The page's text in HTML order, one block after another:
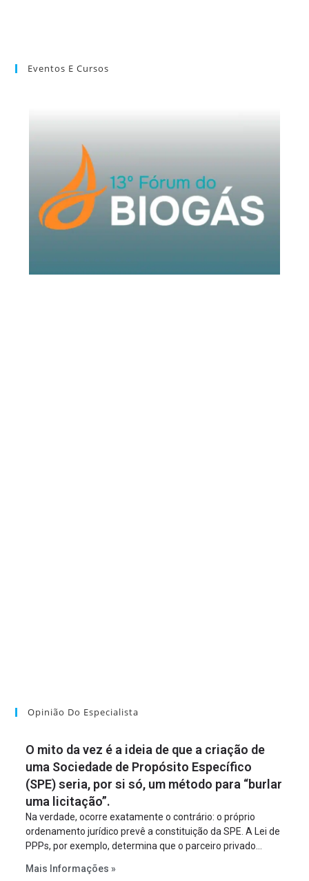
Eventos E Cursos
Opinião Do Especialista
O mito da vez é a ideia de que a criação de
uma Sociedade de Propósito Específico
(SPE) seria, por si só, um método para “burlar
uma licitação”.
Na verdade, ocorre exatamente o contrário: o próprio
ordenamento jurídico prevê a constituição da SPE. A Lei de
PPPs, por exemplo, determina que o parceiro privado
empreendimento. Ou seja, a suposta “fraude à licitação” é
Mais Informações »